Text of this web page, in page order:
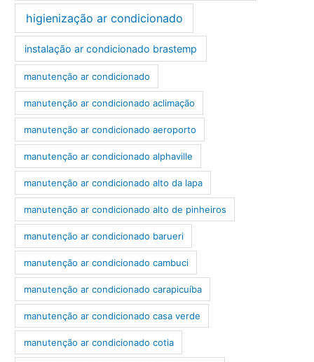
higienização ar condicionado
instalação ar condicionado brastemp
manutenção ar condicionado
manutenção ar condicionado aclimação
manutenção ar condicionado aeroporto
manutenção ar condicionado alphaville
manutenção ar condicionado alto da lapa
manutenção ar condicionado alto de pinheiros
manutenção ar condicionado barueri
manutenção ar condicionado cambuci
manutenção ar condicionado carapicuíba
manutenção ar condicionado casa verde
manutenção ar condicionado cotia